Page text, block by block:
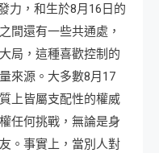
力，和生於8月16日的
間還有一些共通處，
局，這種喜歡控制的
來源。大多數8月17
上皆屬支配性的權威
任何挑戰，無論是身
。事實上，當別人對